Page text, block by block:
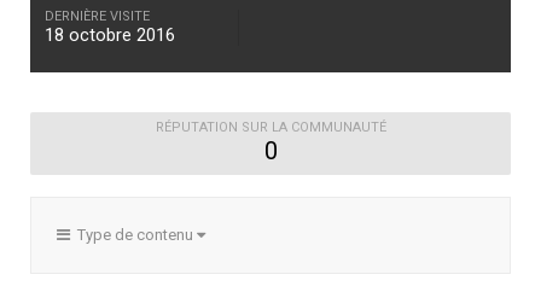
DERNIÈRE VISITE
18 octobre 2016
RÉPUTATION SUR LA COMMUNAUTÉ
0
Type de contenu